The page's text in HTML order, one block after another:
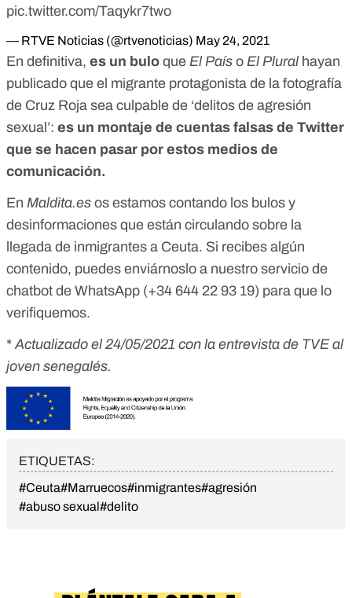
pic.twitter.com/Taqykr7two
— RTVE Noticias (@rtvenoticias) May 24, 2021
En definitiva, es un bulo que El País o El Plural hayan
publicado que el migrante protagonista de la fotografía
de Cruz Roja sea culpable de ‘delitos de agresión
sexual’: es un montaje de cuentas falsas de Twitter
que se hacen pasar por estos medios de
comunicación.
En Maldita.es os estamos contando los bulos y
desinformaciones que están circulando sobre la
llegada de inmigrantes a Ceuta. Si recibes algún
contenido, puedes enviárnoslo a nuestro servicio de
chatbot de WhatsApp (+34 644 22 93 19) para que lo
verifiquemos.
*Actualizado el 24/05/2021 con la entrevista de TVE al
joven senegalés.
ETIQUETAS:
#Ceuta#Marruecos#inmigrantes#agresión
#abuso sexual#delito